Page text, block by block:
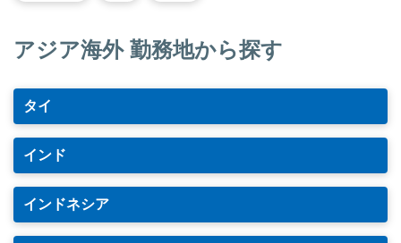
アジア海外 勤務地から探す
タイ
インド
インドネシア